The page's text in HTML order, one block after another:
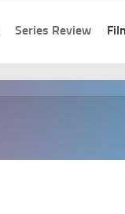
Series Review